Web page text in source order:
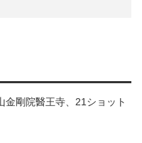
金剛院醫王寺、21ショット